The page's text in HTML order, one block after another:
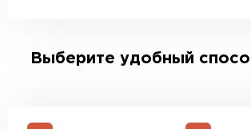
Выберите удобный